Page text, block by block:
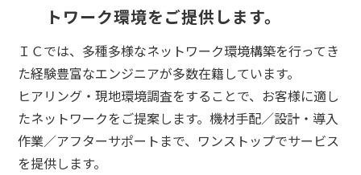
トワーク環境をご提供します。
ＩＣでは、多種多様なネットワーク環境構築を行ってき
た経験豊富なエンジニアが多数在籍しています。
ヒアリング・現地環境調査をすることで、お客様に適し
たネットワークをご提案します。機材手配／設計・導入
作業／アフターサポートまで、ワンストップでサービス
を提供します。